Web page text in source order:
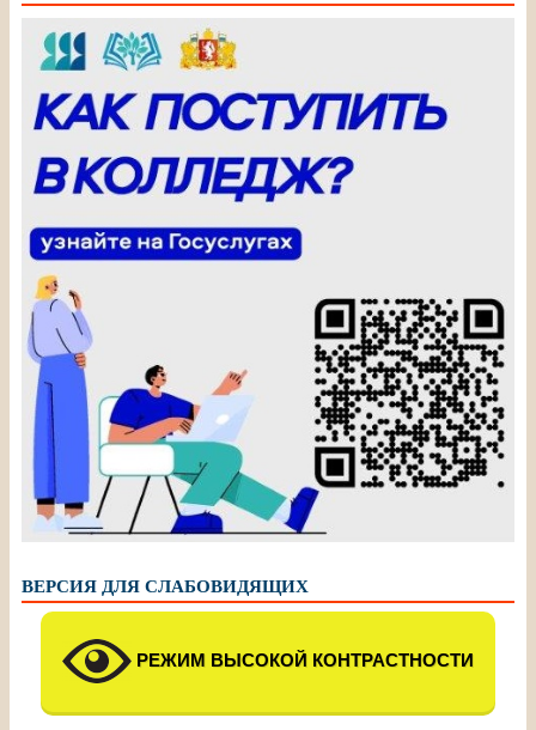
ВЕРСИЯ ДЛЯ СЛАБОВИДЯЩИХ
РЕЖИМ ВЫСОКОЙ КОНТРАСТНОСТИ